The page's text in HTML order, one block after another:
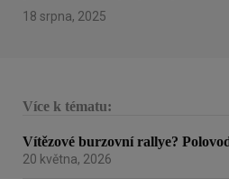
18 srpna, 2025
Více k tématu:
Vítězové burzovní rallye?
20 května, 2026